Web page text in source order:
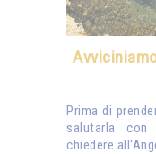
Prima di
salutarla
chiedere